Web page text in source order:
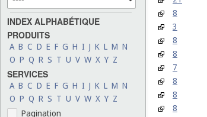
INDEX ALPHABÉTIQUE
PRODUITS
A B C D E F G H I J K L M N
O P Q R S T U V W X Y Z
SERVICES
A B C D E F G H I J K L M N
O P Q R S T U V W X Y Z
Pagination
8
3
8
8
7
8
8
8